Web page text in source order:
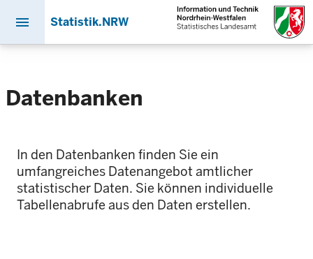
menu Statistik.NRW
Datenbanken
In den Datenbanken finden Sie ein
umfangreiches Datenangebot amtlicher
statistischer Daten. Sie können individuelle
Tabellenabrufe aus den Daten erstellen.